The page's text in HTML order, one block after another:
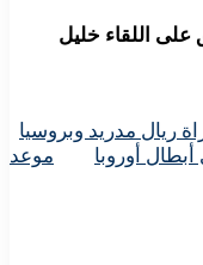
التعليق على اللقاء خليل
ريال مدريد وبروسيا
أوروبا
موعد